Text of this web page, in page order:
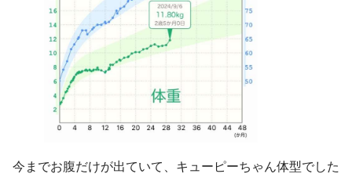
今までお腹だけが出ていて、キューピーちゃん体型でした